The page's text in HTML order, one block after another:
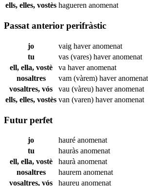
ells, elles, vostès hagueren anomenat
Passat anterior perifràstic
jo vaig haveranomenat
tu
vas (vares) haveranomenat
ell, ella, vostè
va haveranomenat
nosaltres
vam (vàrem) haveranomenat
vosaltres, vós
vau (vàreu) haveranomenat
ells, elles, vostès van (varen) haveranomenat
Futur perfet
jo hauré anomenat
tu
hauràs anomenat
ell, ella, vostè
haurà anomenat
nosaltres
haurem anomenat
vosaltres, vós
haureu anomenat